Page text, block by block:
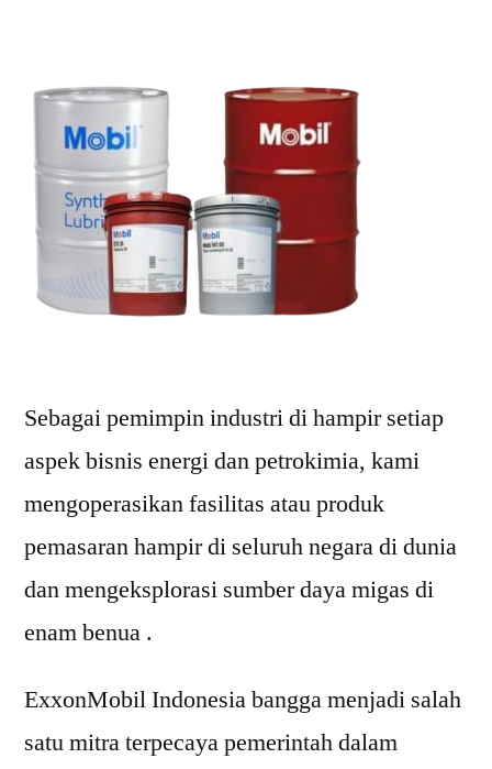
Sebagai pemimpin industri di hampir setiap
aspek bisnis energi dan petrokimia, kami
mengoperasikan fasilitas atau produk
pemasaran hampir di seluruh negara di dunia
dan mengeksplorasi sumber daya migas di
enam benua .
ExxonMobil Indonesia bangga menjadi salah
satu mitra terpecaya pemerintah dalam